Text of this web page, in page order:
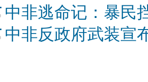
中非逃命记：暴民
中非反政府武装宣